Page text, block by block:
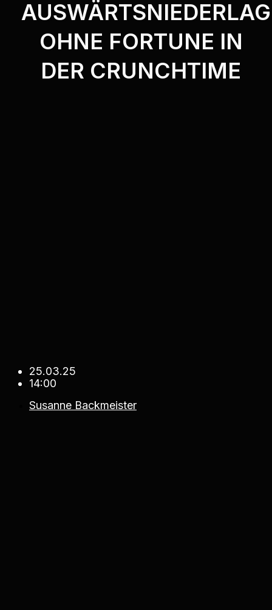
OHNE FORTUNE IN
DER CRUNCHTIME
25.03.25
14:00
Susanne Backmeister